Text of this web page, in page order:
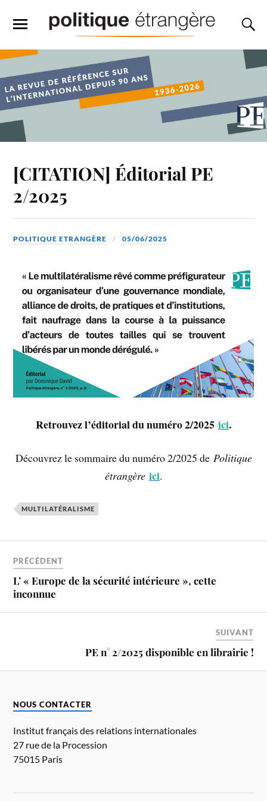
[CITATION] Éditorial PE
2/2025
POLITIQUE ETRANGÈRE 05/06/2025
Retrouvez l’éditorial du numéro 2/2025 ici.
Découvrez le sommaire du numéro 2/2025 de Politique
étrangère ici.
MULTILATÉRALISME
PRÉCÉDENT
L’ « Europe de la sécurité intérieure », cette
inconnue
SUIVANT
PE n° 2/2025 disponible en librairie !
NOUS CONTACTER
Institut français des relations internationales
27 rue de la Procession
75015 Paris